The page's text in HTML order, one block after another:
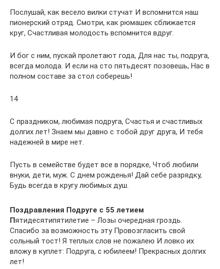
Послушай, как весело вилки стучат И вспомнится наш
пионерский отряд. Смотри, как рюмашек сближается
круг, Счастливая молодость вспомнится вдруг.
И бог с ним, пускай пролетают года, Для нас ты, подруга,
всегда молода. И если на сто пятьдесят позовешь, Нас в
полном составе за стол соберешь!
14
С праздником, любимая подруга, Счастья и счастливых
долгих лет! Знаем мы давно с тобой друг друга, И тебя
надежней в мире нет.
Пусть в семействе будет все в порядке, Чтоб любили
внуки, дети, муж. С днем рожденья! Дай себе разрядку,
Будь всегда в кругу любимых душ.
Поздравления Подруге с 55 летием
Пятидесятипятилетие – Лозы очередная гроздь.
Спасибо за возможность эту Провозгласить свой
сольный тост! Я теплых слов не пожалею И ловко их
вложу в куплет: Подруга, с юбилеем! Прекрасных долгих
лет!